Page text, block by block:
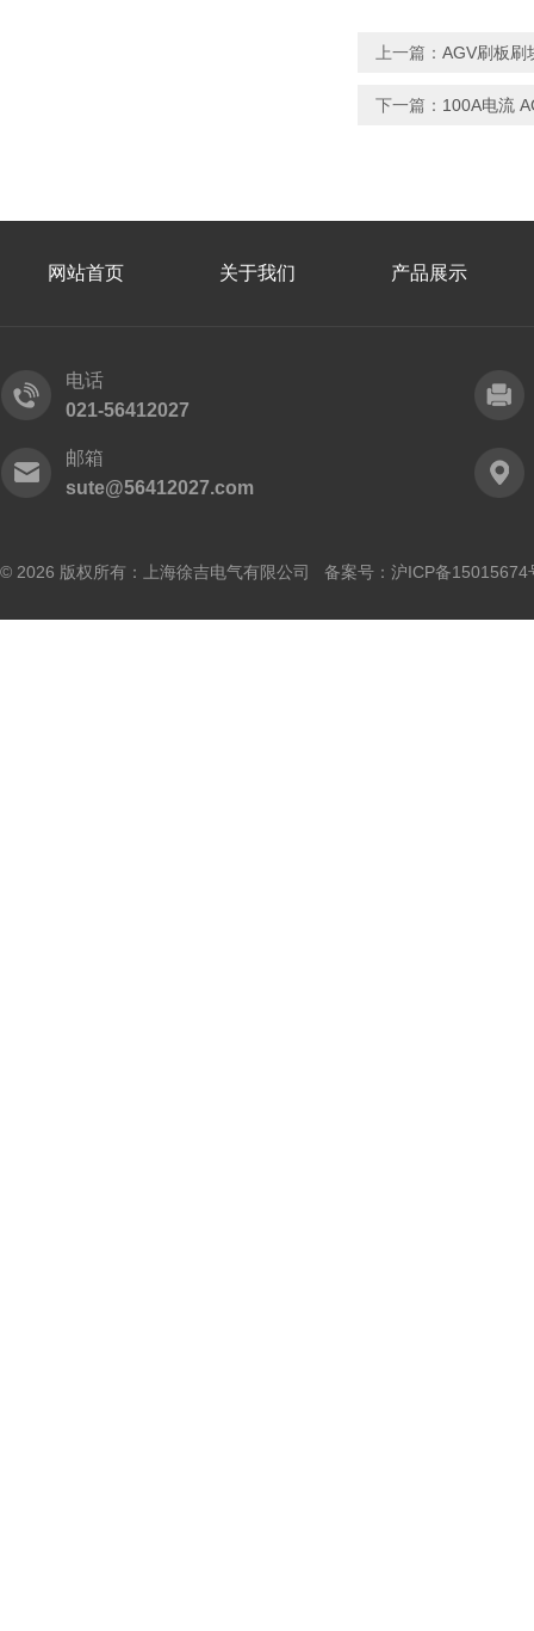
上一篇： AGV刷板刷
下一篇： 100A电流
网站首页 关于我们 产品展示
电话
021-56412027
邮箱
sute@56412027.com
© 2026 版权所有：上海徐吉电气有限公司 备案号： 沪ICP备15015674